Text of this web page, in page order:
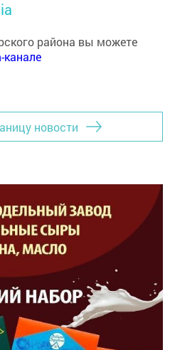
района вы можете
канале
новости